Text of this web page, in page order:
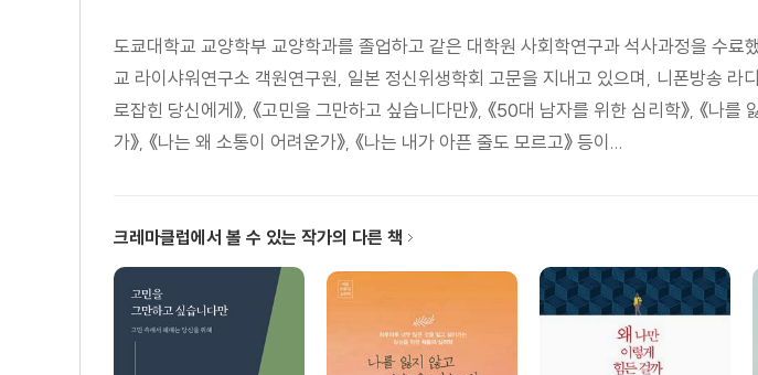
타인에 대한 경멸은 자신에 대한 증오를 나타낸다
열등감이 강하면 무리한 행동을 한다
자신에게 거짓말을 하면 자립할 수 없다
현실을 받아들이면 새로운 길이 보인다
사랑받지 못했을 때 어떻게 하는가
바람이 현실을 보는 눈을 일그러뜨린다
사랑받고 싶다는 욕구
도쿄대학교 교양학부 교양학과를 졸업하고 같은 대학원 사회학연구과 석사과정을 수
교 라이샤워연구소 객원연구원, 일본 정신위생학회 고문을 지내고 있으며, 니폰방송
로잡힌 당신에게》, 《고민을 그만하고 싶습니다만》, 《50대 남자를 위한 심리학》, 《나
가》, 《나는 왜 소통이 어려운가》, 《나는 내가 아픈 줄도 모르고》 등이...
크레마클럽에서 볼 수 있는 작가의 다른 책